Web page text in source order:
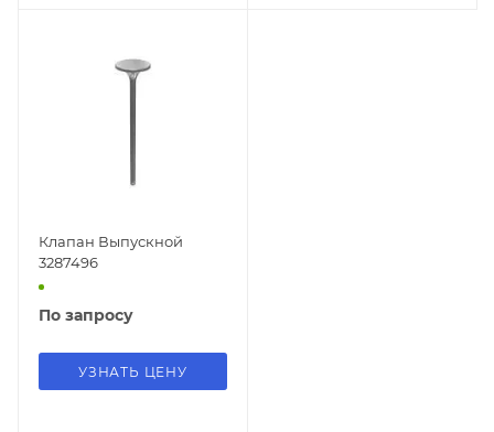
Клапан Выпускной
3287496
По запросу
УЗНАТЬ ЦЕНУ